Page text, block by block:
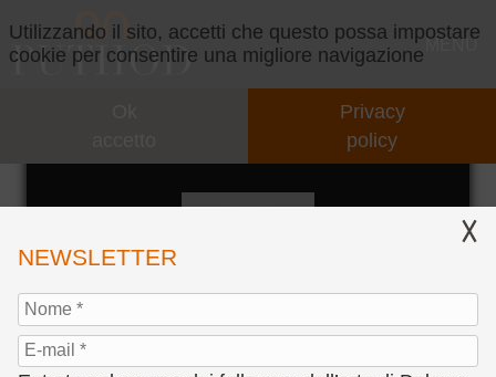
Utilizzando il sito, accetti che questo possa impostare
cookie per consentire una migliore navigazione
Privacy
policy
MENU
COLLABORAZIONI
PARTNERS
NEWSLETTER